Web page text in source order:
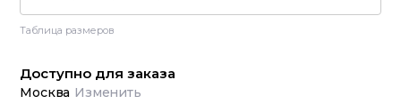
Таблица размеров
Доступно для заказа
Москва Изменить